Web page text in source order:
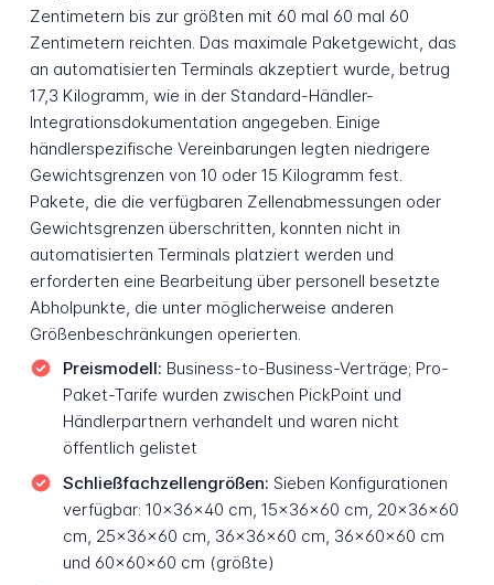
Zentimetern bis zur größten mit 60 mal 60 mal 60
Zentimetern reichten. Das maximale Paketgewicht, das
an automatisierten Terminals akzeptiert wurde, betrug
17,3 Kilogramm, wie in der Standard-Händler-
Integrationsdokumentation angegeben. Einige
händlerspezifische Vereinbarungen legten niedrigere
Gewichtsgrenzen von 10 oder 15 Kilogramm fest.
Pakete, die die verfügbaren Zellenabmessungen oder
Gewichtsgrenzen überschritten, konnten nicht in
automatisierten Terminals platziert werden und
erforderten eine Bearbeitung über personell besetzte
Abholpunkte, die unter möglicherweise anderen
Größenbeschränkungen operierten.
Preismodell: Business-to-Business-Verträge; Pro-
Paket-Tarife wurden zwischen PickPoint und
Händlerpartnern verhandelt und waren nicht
öffentlich gelistet
Schließfachzellengrößen: Sieben Konfigurationen
verfügbar: 10×36×40 cm, 15×36×60 cm, 20×36×60
cm, 25×36×60 cm, 36×36×60 cm, 36×60×60 cm
und 60×60×60 cm (größte)